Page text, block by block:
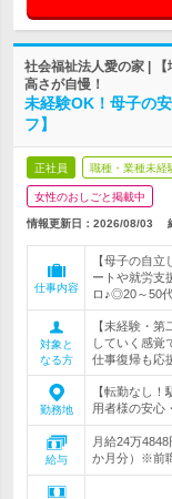
社会福祉法人愛の家 |
高さが自慢！
未経験OK！母子の
フ】
正社員 職種・業種未経
女性のおしごと掲載中
情報更新日：2026/08/03
仕事内容
【母子の自
ートや就労支
ロ♪◎20～50
対象と
なる方
【未経験・
していく感覚
仕事復帰も応
勤務地
【転勤なし
用者様の安心
給与
月給24万
か月分）※前